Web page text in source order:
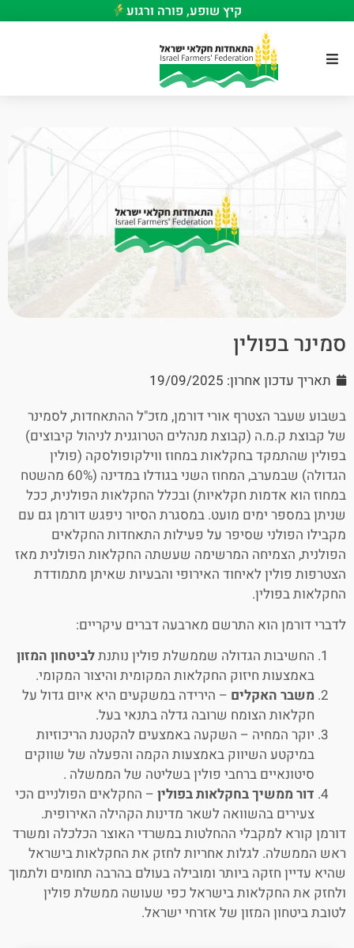
קיץ שופע, פורה ורגוע
סמינר בפולין
תאריך עדכון אחרון: 19/09/2025
בשבוע שעבר הצטרף אורי דורמן, מזכ"ל ההתאחדות, לסמינר
של קבוצת ק.מ.ה (קבוצת מנהלים הטרוגנית לניהול קיבוצים)
בפולין שהתמקד בחקלאות במחוז ווילקופולסקה (פולין
הגדולה) שבמערב, המחוז השני בגודלו במדינה (60% מהשטח
במחוז הוא אדמות חקלאיות) ובכלל החקלאות הפולנית, ככל
שניתן במספר ימים מועט. במסגרת הסיור ניפגש דורמן גם עם
מקבילו הפולני שסיפר על פעילות התאחדות החקלאים
הפולנית, הצמיחה המרשימה שעשתה החקלאות הפולנית מאז
הצטרפות פולין לאיחוד האירופי והבעיות שאיתן מתמודדת
החקלאות בפולין.
לדברי דורמן הוא התרשם מארבעה דברים עיקריים:
החשיבות הגדולה שממשלת פולין נותנתלביטחון המזון
באמצעות חיזוק החקלאות המקומית והיצור המקומי.
משבר האקלים – הירידה במשקעים היא איום גדול על
חקלאות הצומח שרובה גדלה בתנאי בעל.
יוקר המחיה – השקעה באמצעים להקטנת הריכוזיות
במיקטע השיווק באמצעות הקמה והפעלה של שווקים
סיטונאיים ברחבי פולין בשליטה של הממשלה .
דור ממשיך בחקלאות בפולין – החקלאים הפולניים הכי
צעירים בהשוואה לשאר מדינות הקהילה האירופית.
דורמן קורא למקבלי ההחלטות במשרדי האוצר הכלכלה ומשרד
ראש הממשלה. לגלות אחריות לחזק את החקלאות בישראל
שהיא עדיין חזקה ביותר ומובילה בעולם בהרבה תחומים ולתמוך
ולחזק את החקלאות בישראל כפי שעושה ממשלת פולין
לטובת ביטחון המזון של אזרחי ישראל.